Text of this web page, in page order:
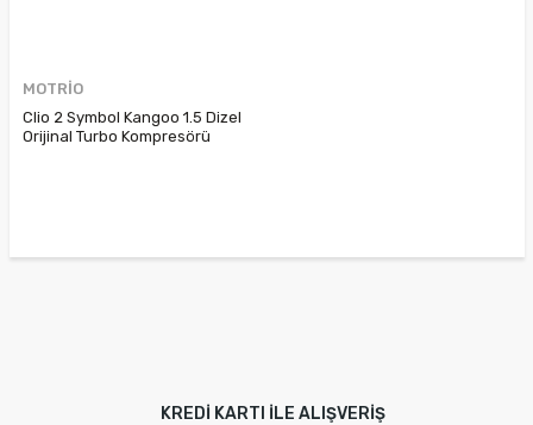
MOTRİO
Clio 2 Symbol Kangoo 1.5 Dizel
Orijinal Turbo Kompresörü
KREDİ KARTI İLE ALIŞVERİŞ